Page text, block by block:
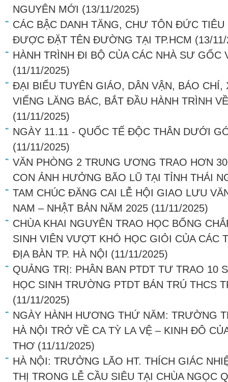
NGUYÊN MỚI (13/11/2025)
CÁC BẬC DANH TĂNG, CHƯ TÔN ĐỨC TIÊU
ĐƯỢC ĐẶT TÊN ĐƯỜNG TẠI TP.HCM (13/
HÀNH TRÌNH ĐI BỘ CỦA CÁC NHÀ SƯ GỐC
(11/11/2025)
ĐẠI BIỂU TUYÊN GIÁO, DÂN VẬN, BÁO CHÍ,
VIẾNG LĂNG BÁC, BẮT ĐẦU HÀNH TRÌNH
(11/11/2025)
NGÀY 11.11 - QUỐC TẾ ĐỘC THÂN DƯỚI
(11/11/2025)
VĂN PHÒNG 2 TRUNG ƯƠNG TRAO HƠN
CON ẢNH HƯỞNG BÃO LŨ TẠI TỈNH THÁI
TAM CHÚC ĐĂNG CAI LỄ HỘI GIAO LƯU
NAM – NHẬT BẢN NĂM 2025 (11/11/2025)
CHÙA KHAI NGUYÊN TRAO HỌC BỔNG
SINH VIÊN VƯỢT KHÓ HỌC GIỎI CỦA CÁC
ĐỊA BÀN TP. HÀ NỘI (11/11/2025)
QUẢNG TRỊ: PHÂN BAN PTDT TƯ TRAO 10
HỌC SINH TRƯỜNG PTDT BÁN TRÚ THCS
(11/11/2025)
NGÀY HÀNH HƯƠNG THỨ NĂM: TRƯỜNG
HÀ NỘI TRỞ VỀ CA TỲ LA VỆ – KINH ĐÔ
THƠ (11/11/2025)
HÀ NỘI: TRƯỞNG LÃO HT. THÍCH GIÁC
THỊ TRONG LỄ CẦU SIÊU TẠI CHÙA NGỌC